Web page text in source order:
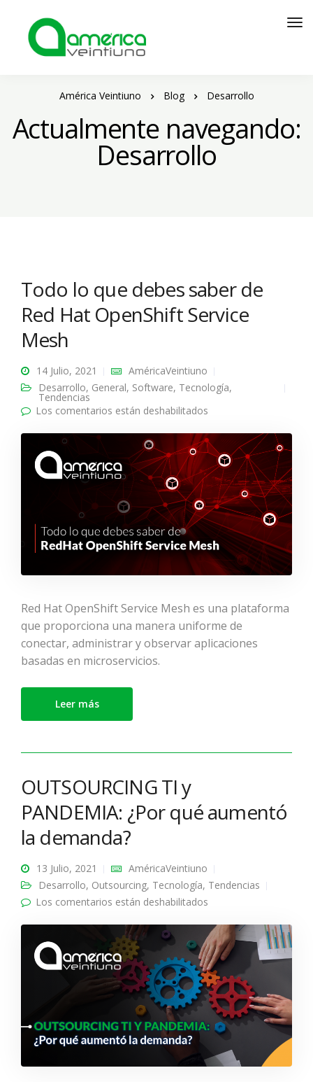
América Veintiuno Blog Desarrollo
Actualmente navegando:
Desarrollo
Todo lo que debes saber de
Red Hat OpenShift Service
Mesh
14 Julio, 2021
AméricaVeintiuno
Desarrollo, General, Software, Tecnología,
Tendencias
Los comentarios están deshabilitados
OpenShift Service
Mesh
Red Hat OpenShift Service Mesh es una plataforma
que proporciona una manera uniforme de
conectar, administrar y observar aplicaciones
basadas en microservicios.
Leer más
OUTSOURCING TI y
PANDEMIA: ¿Por qué aumentó
la demanda?
13 Julio, 2021
AméricaVeintiuno
Desarrollo, Outsourcing, Tecnología, Tendencias
Los comentarios están deshabilitados
aumentó la demanda?